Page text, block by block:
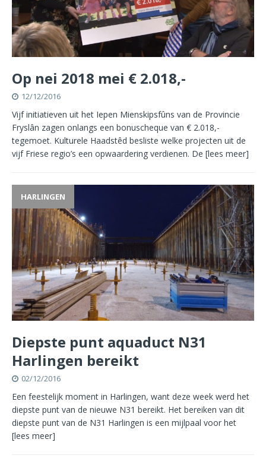
Op nei 2018 mei € 2.018,-
12/12/2016
Vijf initiatieven uit het Iepen Mienskipsfûns van de Provincie
Fryslân zagen onlangs een bonuscheque van € 2.018,-
tegemoet. Kulturele Haadstêd besliste welke projecten uit de
vijf Friese regio’s een opwaardering verdienen. De [lees meer]
HARLINGEN
Diepste punt aquaduct N31
Harlingen bereikt
02/12/2016
Een feestelijk moment in Harlingen, want deze week werd het
diepste punt van de nieuwe N31 bereikt. Het bereiken van dit
diepste punt van de N31 Harlingen is een mijlpaal voor het
[lees meer]